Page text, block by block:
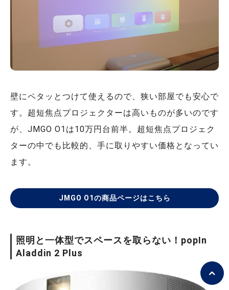
壁にペタッとつけて使えるので、狭い部屋でも安心で
す。超短焦点プロジェクターは高いものが多いのです
が、JMGO O1は10万円台前半。超短焦点プロジェク
ターの中でも比較的、手に取りやすい価格となってい
ます。
JMGO O1の商品ページはこちら
照明と一体型でスペースを取らない！popIn
Aladdin 2 Plus